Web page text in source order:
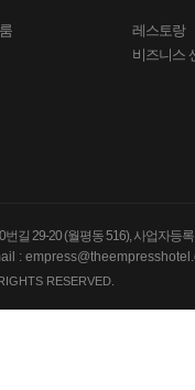
레스토랑
비즈니스
길 29-20 (월평동 516), 사업자등
:
RESERVED.